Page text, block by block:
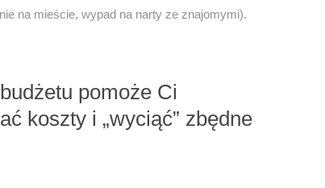
na mieście, wypad na narty ze znajomymi).
pomoże Ci
koszty i „wyciąć” zbędne